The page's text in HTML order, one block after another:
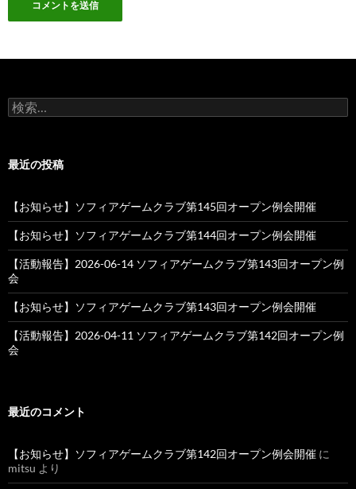
検
索:
最近の投稿
【お知らせ】ソフィアゲームクラブ第145回オープン例会開催
【お知らせ】ソフィアゲームクラブ第144回オープン例会開催
【活動報告】2026-06-14 ソフィアゲームクラブ第143回オープン例
会
【お知らせ】ソフィアゲームクラブ第143回オープン例会開催
【活動報告】2026-04-11 ソフィアゲームクラブ第142回オープン例
会
最近のコメント
【お知らせ】ソフィアゲームクラブ第142回オープン例会開催 に
mitsu より